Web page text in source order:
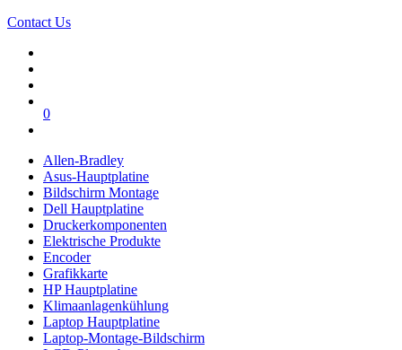
Contact Us
0
Allen-Bradley
Asus-Hauptplatine
Bildschirm Montage
Dell Hauptplatine
Druckerkomponenten
Elektrische Produkte
Encoder
Grafikkarte
HP Hauptplatine
Klimaanlagenkühlung
Laptop Hauptplatine
Laptop-Montage-Bildschirm